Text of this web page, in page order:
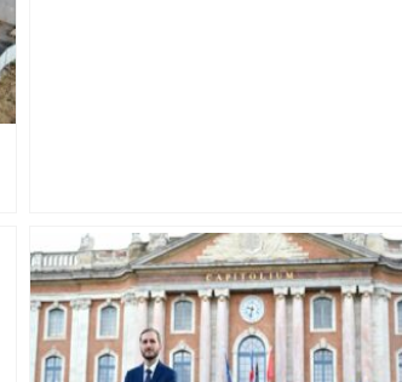
Mort mystérieuse près de Toulouse :
une émission de M6 revient sur l'affaire
Christian Abraham, retrouvé la gorge
tranchée et recouvert de feuilles il y a
deux ans – ladepeche.fr